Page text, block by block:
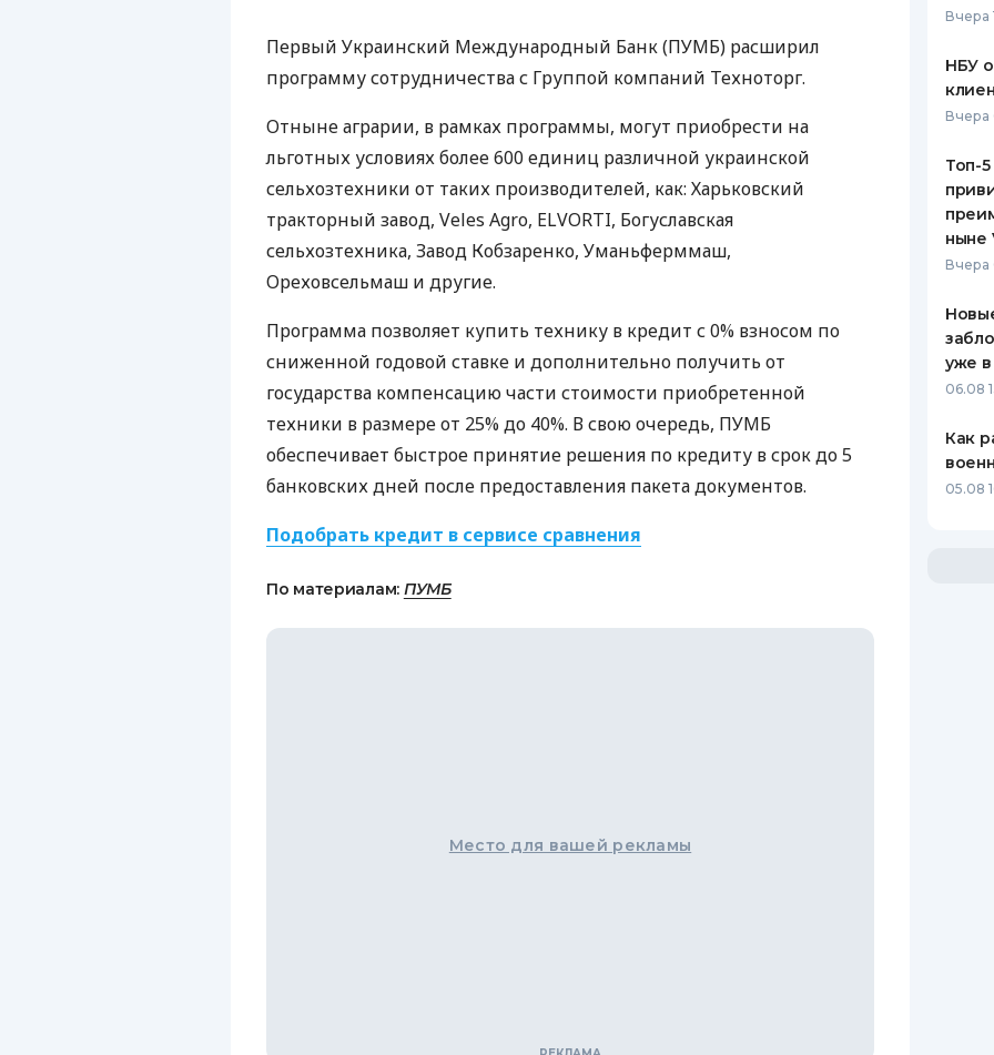
КЕШБЭКА
БАНКОВСКИМ КАРТАМ
ВСЕ
Первый Украинский Международный Банк (ПУМБ) расширил
программу сотрудничества с Группой компаний Техноторг.
Отныне аграрии, в рамках программы, могут приобрести на
льготных условиях более 600 единиц различной украинской
сельхозтехники от таких производителей, как: Харьковский
тракторный завод, Veles Agro, ELVORTI, Богуславская
сельхозтехника, Завод Кобзаренко, Уманьферммаш,
Ореховсельмаш и другие.
Программа позволяет купить технику в кредит с 0% взносом по
сниженной годовой ставке и дополнительно получить от
государства компенсацию части стоимости приобретенной
техники в размере от 25% до 40%. В свою очередь, ПУМБ
обеспечивает быстрое принятие решения по кредиту в срок до 5
банковских дней после предоставления пакета документов.
Подобрать кредит в сервисе сравнения
По материалам: ПУМБ
Место для вашей рекламы
Вчера
НБУ
Вчера
Топ-
ныне
Вчера
уже в
06.08
Как
05.08